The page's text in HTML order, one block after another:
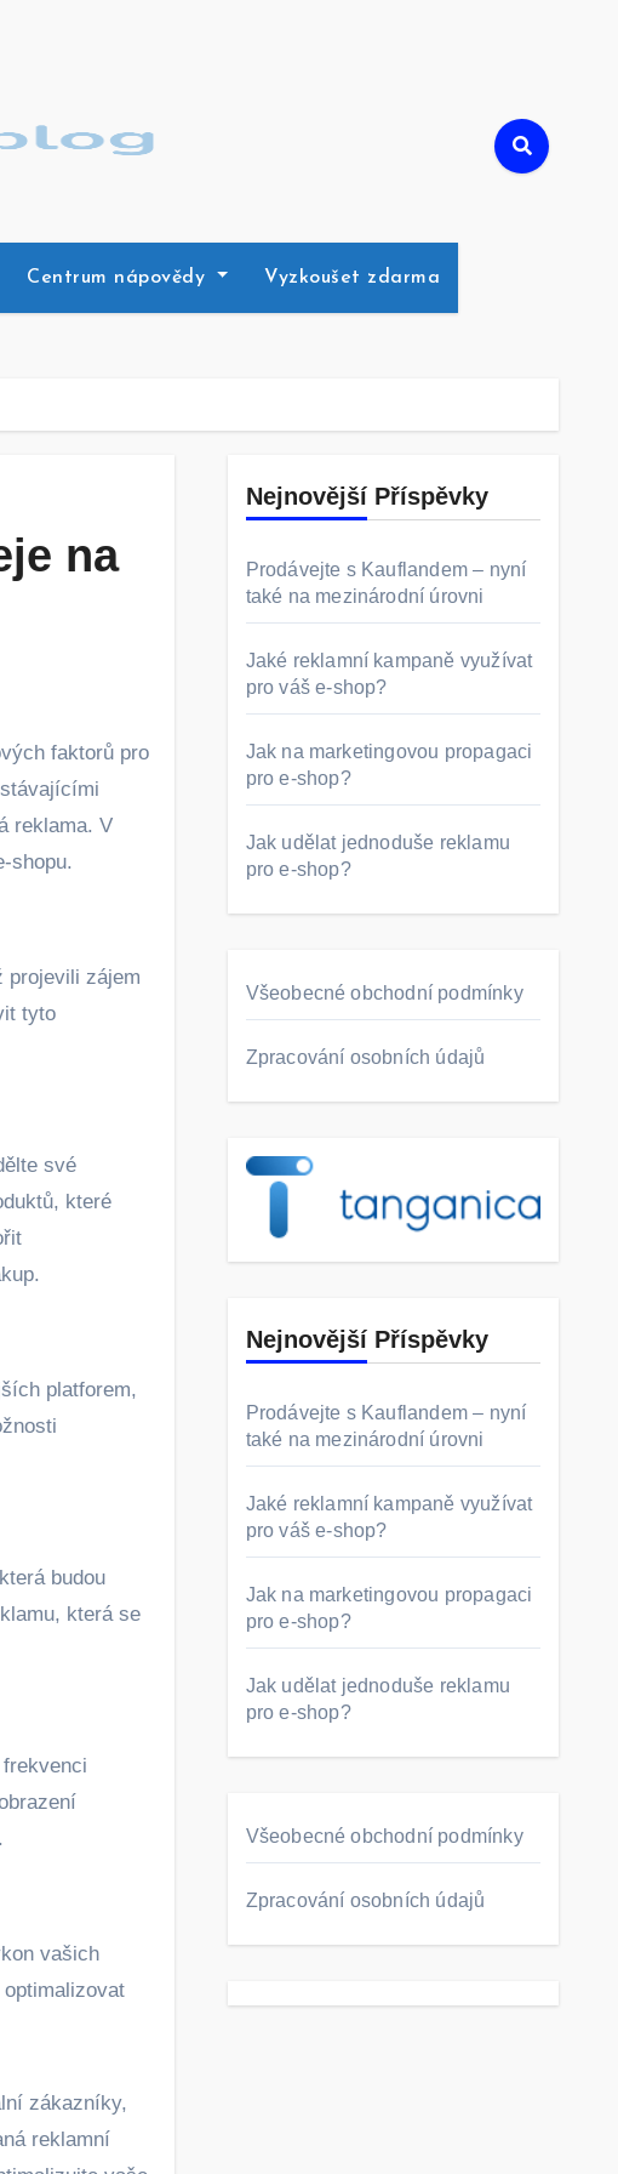
Centrum nápovědy Vyzkoušet zdarma
na
reklama. V
shopu.
projevili zájem
tyto
své
které
platforem,
budou
která se
vašich
zákazníky,
reklamní
Nejnovější Příspěvky
Prodávejte s Kauflandem – nyní
také na mezinárodní úrovni
Jaké reklamní kampaně využívat
pro váš e-shop?
Jak na marketingovou propagaci
pro e-shop?
Jak udělat jednoduše reklamu
pro e-shop?
Všeobecné obchodní podmínky
Zpracování osobních údajů
Nejnovější Příspěvky
Prodávejte s Kauflandem – nyní
také na mezinárodní úrovni
Jaké reklamní kampaně využívat
pro váš e-shop?
Jak na marketingovou propagaci
pro e-shop?
Jak udělat jednoduše reklamu
pro e-shop?
Všeobecné obchodní podmínky
Zpracování osobních údajů